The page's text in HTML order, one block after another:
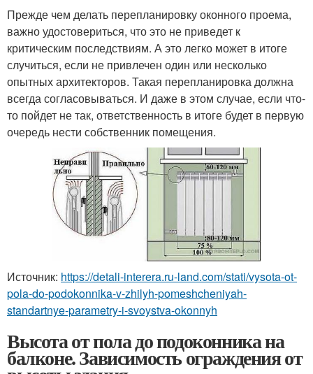
Прежде чем делать перепланировку оконного проема,
важно удостовериться, что это не приведет к
критическим последствиям. А это легко может в итоге
случиться, если не привлечен один или несколько
опытных архитекторов. Такая перепланировка должна
всегда согласовываться. И даже в этом случае, если что-
то пойдет не так, ответственность в итоге будет в первую
очередь нести собственник помещения.
Источник: https://detali-interera.ru-land.com/stati/vysota-ot-
pola-do-podokonnika-v-zhilyh-pomeshcheniyah-
standartnye-parametry-i-svoystva-okonnyh
Высота от пола до подоконника на
балконе. Зависимость ограждения от